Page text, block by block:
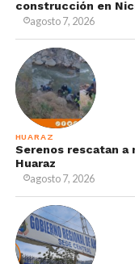
construcción en
agosto 7, 2026
HUARAZ
Serenos rescatan a
Huaraz
agosto 7, 2026